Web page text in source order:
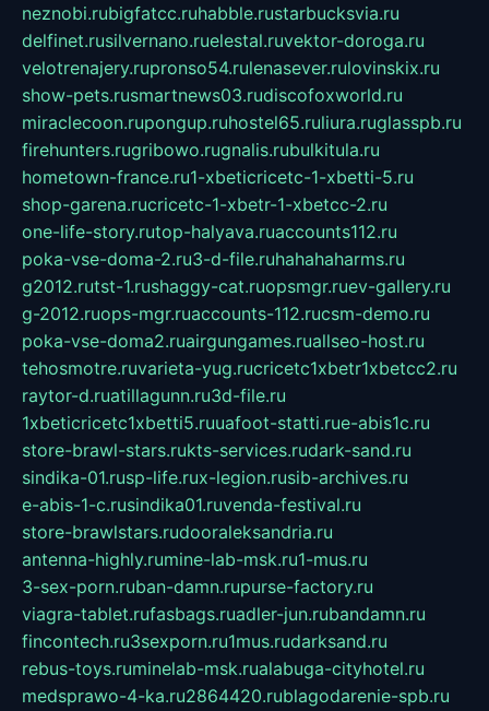
neznobi.rubigfatcc.ruhabble.rustarbucksvia.ru
delfinet.rusilvernano.ruelestal.ruvektor-doroga.ru
velotrenajery.rupronso54.rulenasever.rulovinskix.ru
show-pets.rusmartnews03.rudiscofoxworld.ru
miraclecoon.rupongup.ruhostel65.ruliura.ruglasspb.ru
firehunters.rugribowo.rugnalis.rubulkitula.ru
hometown-france.ru1-xbeticricetc-1-xbetti-5.ru
shop-garena.rucricetc-1-xbetr-1-xbetcc-2.ru
one-life-story.rutop-halyava.ruaccounts112.ru
poka-vse-doma-2.ru3-d-file.ruhahahaharms.ru
g2012.rutst-1.rushaggy-cat.ruopsmgr.ruev-gallery.ru
g-2012.ruops-mgr.ruaccounts-112.rucsm-demo.ru
poka-vse-doma2.ruairgungames.ruallseo-host.ru
tehosmotre.ruvarieta-yug.rucricetc1xbetr1xbetcc2.ru
raytor-d.ruatillagunn.ru3d-file.ru
1xbeticricetc1xbetti5.ruuafoot-statti.rue-abis1c.ru
store-brawl-stars.rukts-services.rudark-sand.ru
sindika-01.rusp-life.rux-legion.rusib-archives.ru
e-abis-1-c.rusindika01.ruvenda-festival.ru
store-brawlstars.rudooraleksandria.ru
antenna-highly.rumine-lab-msk.ru1-mus.ru
3-sex-porn.ruban-damn.rupurse-factory.ru
viagra-tablet.rufasbags.ruadler-jun.rubandamn.ru
fincontech.ru3sexporn.ru1mus.rudarksand.ru
rebus-toys.ruminelab-msk.rualabuga-cityhotel.ru
medsprawo-4-ka.ru2864420.rublagodarenie-spb.ru